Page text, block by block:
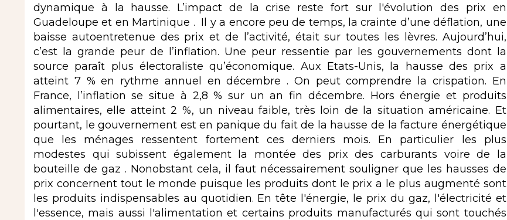
dynamique à la hausse. L’impact de la crise reste fort sur l'évolution des prix en
Guadeloupe et en Martinique . Il y a encore peu de temps, la crainte d’une déflation, une
baisse autoentretenue des prix et de l’activité, était sur toutes les lèvres. Aujourd’hui,
c’est la grande peur de l’inflation. Une peur ressentie par les gouvernements dont la
source paraît plus électoraliste qu’économique. Aux Etats-Unis, la hausse des prix a
atteint 7 % en rythme annuel en décembre . On peut comprendre la crispation. En
France, l’inflation se situe à 2,8 % sur un an fin décembre. Hors énergie et produits
alimentaires, elle atteint 2 %, un niveau faible, très loin de la situation américaine. Et
pourtant, le gouvernement est en panique du fait de la hausse de la facture énergétique
que les ménages ressentent fortement ces derniers mois. En particulier les plus
modestes qui subissent également la montée des prix des carburants voire de la
bouteille de gaz . Nonobstant cela, il faut nécessairement souligner que les hausses de
prix concernent tout le monde puisque les produits dont le prix a le plus augmenté sont
les produits indispensables au quotidien. En tête l'énergie, le prix du gaz, l'électricité et
l'essence, mais aussi l'alimentation et certains produits manufacturés qui sont touchés